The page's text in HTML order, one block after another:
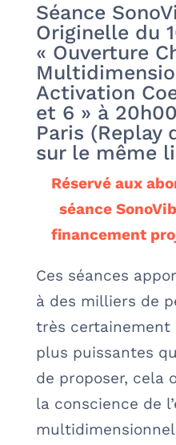
Séance
Originelle du
« Ouverture
Activation
et 6 » à
Paris (Replay
sur le même
Réservé aux
séance
financement
Ces séances
à des milliers de
très certainement
plus puissantes
de proposer, cela
la conscience de